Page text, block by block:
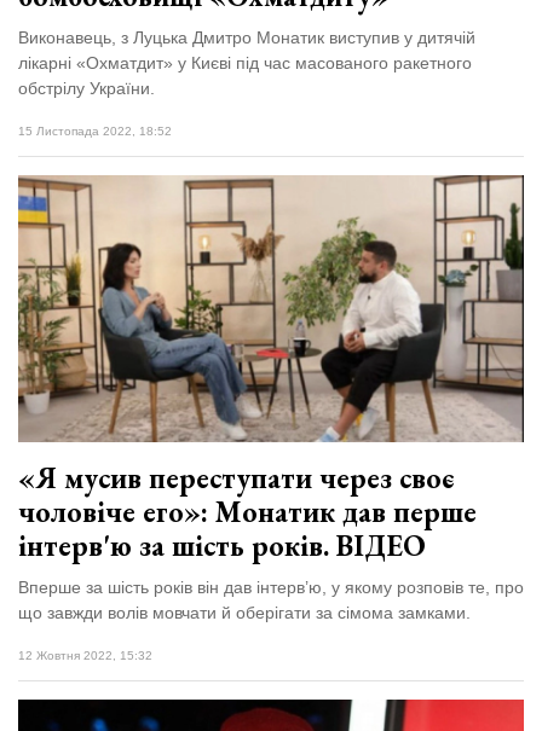
Виконавець, з Луцька Дмитро Монатик виступив у дитячій
лікарні «Охматдит» у Києві під час масованого ракетного
обстрілу України.
15 Листопада 2022, 18:52
«Я мусив переступати через своє
чоловіче его»: Монатик дав перше
інтерв'ю за шість років. ВІДЕО
Вперше за шість років він дав інтерв’ю, у якому розповів те, про
що завжди волів мовчати й оберігати за сімома замками.
12 Жовтня 2022, 15:32